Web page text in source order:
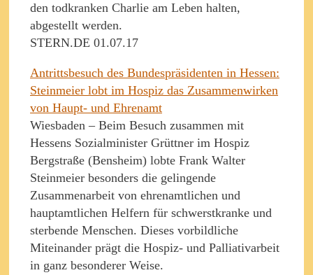
den todkranken Charlie am Leben halten,
abgestellt werden.
STERN.DE 01.07.17
Antrittsbesuch des Bundespräsidenten in Hessen:
Steinmeier lobt im Hospiz das Zusammenwirken
von Haupt- und Ehrenamt
Wiesbaden – Beim Besuch zusammen mit
Hessens Sozialminister Grüttner im Hospiz
Bergstraße (Bensheim) lobte Frank Walter
Steinmeier besonders die gelingende
Zusammenarbeit von ehrenamtlichen und
hauptamtlichen Helfern für schwerstkranke und
sterbende Menschen. Dieses vorbildliche
Miteinander prägt die Hospiz- und Palliativarbeit
in ganz besonderer Weise.